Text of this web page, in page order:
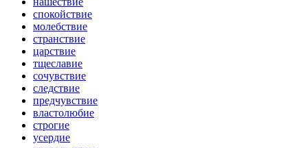
спокойствие
молебствие
странствие
царствие
тщеславие
сочувствие
следствие
предчувствие
властолюбие
строгие
усердие